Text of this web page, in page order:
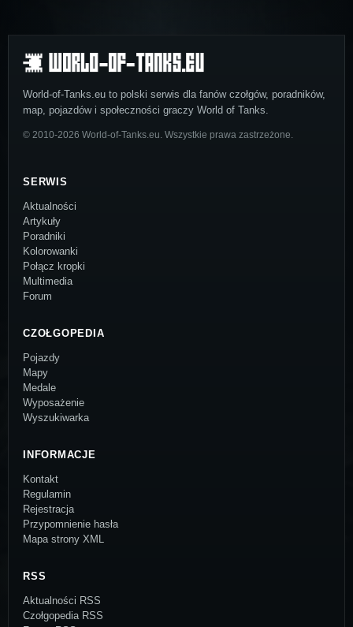
World-of-Tanks.eu to polski serwis dla fanów czołgów, poradników,
map, pojazdów i społeczności graczy World of Tanks.
© 2010-2026 World-of-Tanks.eu. Wszystkie prawa zastrzeżone.
SERWIS
Aktualności
Artykuły
Poradniki
Kolorowanki
Połącz kropki
Multimedia
Forum
CZOŁGOPEDIA
Pojazdy
Mapy
Medale
Wyposażenie
Wyszukiwarka
INFORMACJE
Kontakt
Regulamin
Rejestracja
Przypomnienie hasła
Mapa strony XML
RSS
Aktualności RSS
Czołgopedia RSS